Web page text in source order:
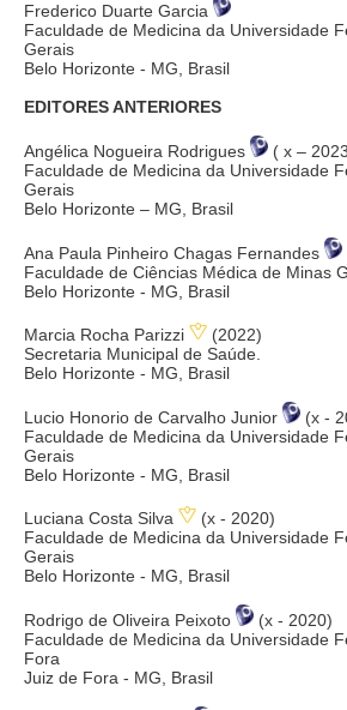
Frederico Duarte Garcia
Faculdade de Medicina da Universidade
Gerais
Belo Horizonte - MG, Brasil
EDITORES ANTERIORES
Angélica Nogueira Rodrigues
( x –
Faculdade de Medicina da Universidade
Gerais
Belo Horizonte – MG, Brasil
Ana Paula Pinheiro Chagas Fernandes
Faculdade de Ciências Médica de Minas
Belo Horizonte - MG, Brasil
Marcia Rocha Parizzi
(2022)
Secretaria Municipal de Saúde.
Belo Horizonte - MG, Brasil
Lucio Honorio de Carvalho Junior
(x -
Faculdade de Medicina da Universidade
Gerais
Belo Horizonte - MG, Brasil
Luciana Costa Silva
(x - 2020)
Faculdade de Medicina da Universidade
Gerais
Belo Horizonte - MG, Brasil
Rodrigo de Oliveira Peixoto
(x - 2020)
Faculdade de Medicina da Universidade
Fora
Juiz de Fora - MG, Brasil